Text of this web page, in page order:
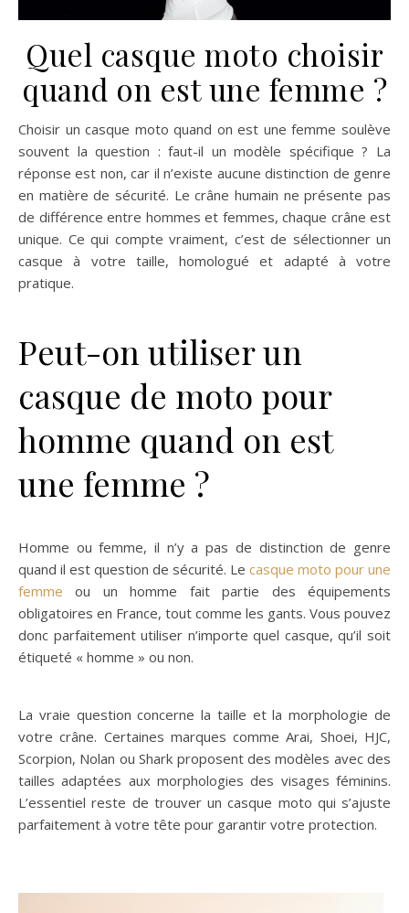
Quel casque moto choisir
quand on est une femme ?
Choisir un casque moto quand on est une femme soulève
souvent la question : faut-il un modèle spécifique ? La
réponse est non, car il n’existe aucune distinction de genre
en matière de sécurité. Le crâne humain ne présente pas
de différence entre hommes et femmes, chaque crâne est
unique. Ce qui compte vraiment, c’est de sélectionner un
casque à votre taille, homologué et adapté à votre
pratique.
Peut-on utiliser un
casque de moto pour
homme quand on est
une femme ?
Homme ou femme, il n’y a pas de distinction de genre
quand il est question de sécurité. Le casque moto pour une
femme ou un homme fait partie des équipements
obligatoires en France, tout comme les gants. Vous pouvez
donc parfaitement utiliser n’importe quel casque, qu’il soit
étiqueté « homme » ou non.
La vraie question concerne la taille et la morphologie de
votre crâne. Certaines marques comme Arai, Shoei, HJC,
Scorpion, Nolan ou Shark proposent des modèles avec des
tailles adaptées aux morphologies des visages féminins.
L’essentiel reste de trouver un casque moto qui s’ajuste
parfaitement à votre tête pour garantir votre protection.